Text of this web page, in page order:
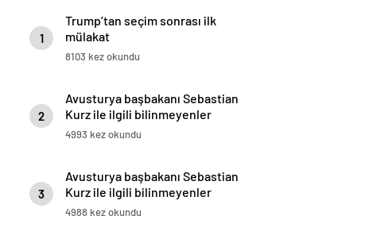
1
Trump’tan seçim sonrası ilk
mülakat
8103 kez okundu
2
Avusturya başbakanı Sebastian
Kurz ile ilgili bilinmeyenler
4993 kez okundu
3
Avusturya başbakanı Sebastian
Kurz ile ilgili bilinmeyenler
4988 kez okundu